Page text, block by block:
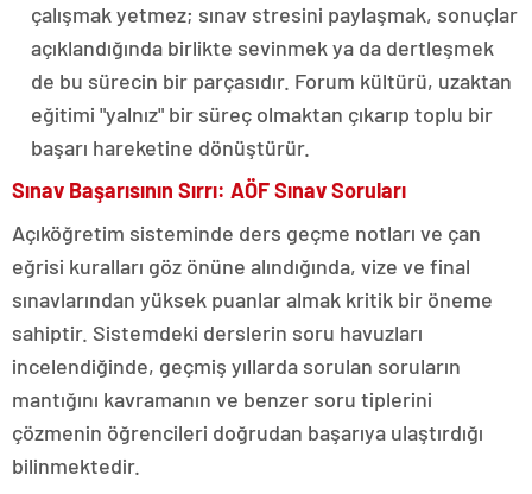
çalışmak yetmez; sınav stresini paylaşmak, sonuçlar
açıklandığında birlikte sevinmek ya da dertleşmek
de bu sürecin bir parçasıdır. Forum kültürü, uzaktan
eğitimi "yalnız" bir süreç olmaktan çıkarıp toplu bir
başarı hareketine dönüştürür.
Sınav Başarısının Sırrı: AÖF Sınav Soruları
Açıköğretim sisteminde ders geçme notları ve çan
eğrisi kuralları göz önüne alındığında, vize ve final
sınavlarından yüksek puanlar almak kritik bir öneme
sahiptir. Sistemdeki derslerin soru havuzları
incelendiğinde, geçmiş yıllarda sorulan soruların
mantığını kavramanın ve benzer soru tiplerini
çözmenin öğrencileri doğrudan başarıya ulaştırdığı
bilinmektedir.